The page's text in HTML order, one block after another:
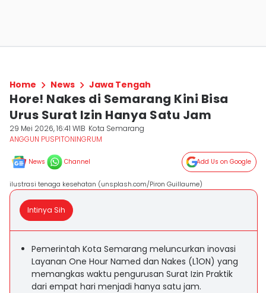
Home News Jawa Tengah
Hore! Nakes di Semarang Kini Bisa
Urus Surat Izin Hanya Satu Jam
29 Mei 2026, 16:41 WIB Kota Semarang
ANGGUN PUSPITONINGRUM
News Channel Add Us on Google
ilustrasi tenaga kesehatan (unsplash.com/Piron Guillaume)
Intinya Sih
Pemerintah Kota Semarang meluncurkan inovasi
Layanan One Hour Named dan Nakes (L1ON) yang
memangkas waktu pengurusan Surat Izin Praktik
dari empat hari menjadi hanya satu jam.